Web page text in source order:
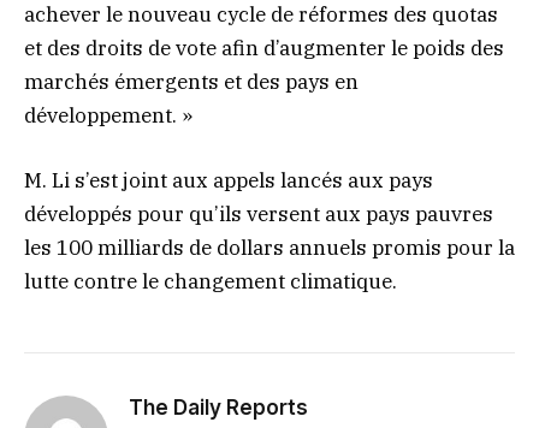
achever le nouveau cycle de réformes des quotas
et des droits de vote afin d’augmenter le poids des
marchés émergents et des pays en
développement. »
M. Li s’est joint aux appels lancés aux pays
développés pour qu’ils versent aux pays pauvres
les 100 milliards de dollars annuels promis pour la
lutte contre le changement climatique.
The Daily Reports